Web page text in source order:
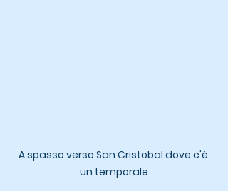
A spasso verso San Cristobal dove c'è
un temporale